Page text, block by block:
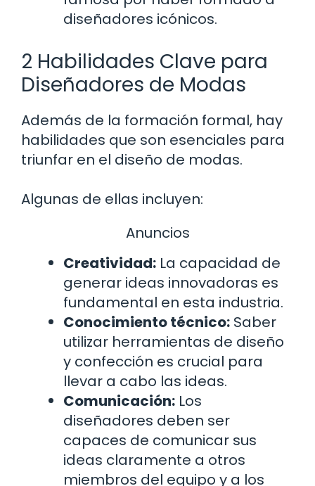
diseñadores icónicos.
2 Habilidades Clave para
Diseñadores de Modas
Además de la formación formal, hay
habilidades que son esenciales para
triunfar en el diseño de modas.
Algunas de ellas incluyen:
Anuncios
Creatividad: La capacidad de
generar ideas innovadoras es
fundamental en esta industria.
Conocimiento técnico: Saber
utilizar herramientas de diseño
y confección es crucial para
llevar a cabo las ideas.
Comunicación: Los
diseñadores deben ser
capaces de comunicar sus
ideas claramente a otros
miembros del equipo y a los